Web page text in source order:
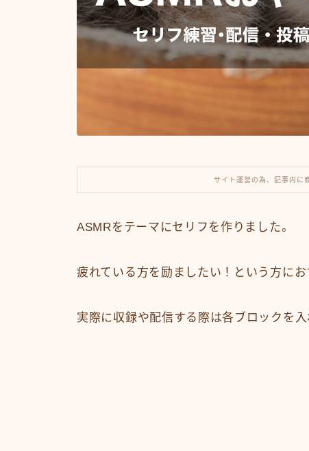
サイト運営の為、記事内に
ASMRをテーマにセリフを作りました。
疲れている方を励ましたい！という方にお
実際に収録や配信する際は各ブロックを